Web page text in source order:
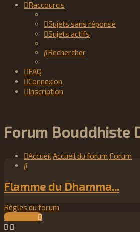
Raccourcis
Sujets sans réponse
Sujets actifs
Rechercher
FAQ
Connexion
Inscription
Forum Bouddhiste
AccueilAccueil du forum Forum
Flamme du Dhamma...
Règles du forum
Répondre